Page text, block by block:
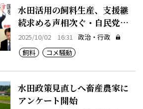
水田活用の飼料生産、支援継
続求める声相次ぐ・自民党畜
酪委
2025/10/02 16:31
政治・行政
飼料
コメ騒動
水田政策見直しへ畜産農家に
アンケート開始